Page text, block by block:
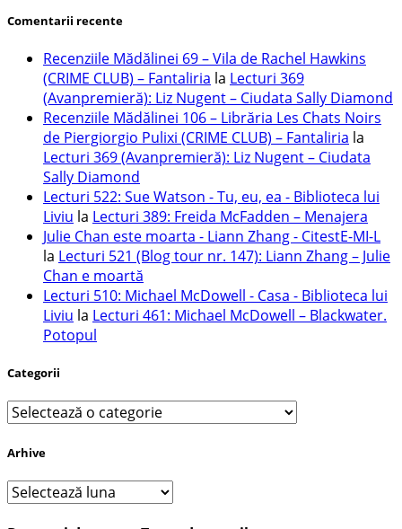
Comentarii recente
Recenziile Mădălinei 69 – Vila de Rachel Hawkins
(CRIME CLUB) – Fantaliria la Lecturi 369
(Avanpremieră): Liz Nugent – Ciudata Sally Diamond
Recenziile Mădălinei 106 – Librăria Les Chats Noirs
de Piergiorgio Pulixi (CRIME CLUB) – Fantaliria la
Lecturi 369 (Avanpremieră): Liz Nugent – Ciudata
Sally Diamond
Lecturi 522: Sue Watson - Tu, eu, ea - Biblioteca lui
Liviu la Lecturi 389: Freida McFadden – Menajera
Julie Chan este moarta - Liann Zhang - CitestE-MI-L
la Lecturi 521 (Blog tour nr. 147): Liann Zhang – Julie
Chan e moartă
Lecturi 510: Michael McDowell - Casa - Biblioteca lui
Liviu la Lecturi 461: Michael McDowell – Blackwater.
Potopul
Categorii
Categorii
Arhive
Arhive